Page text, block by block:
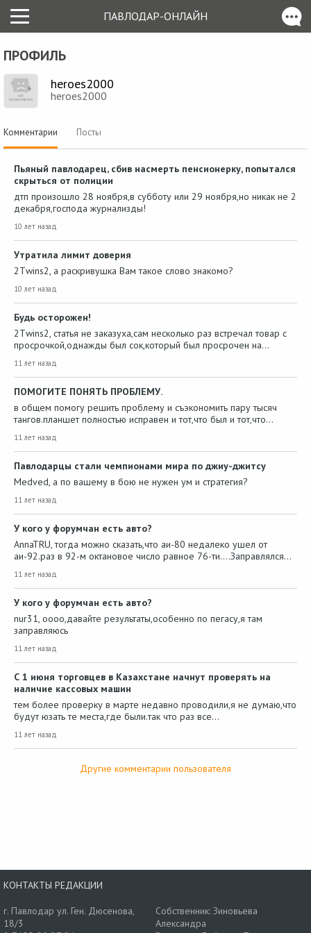
ПАВЛОДАР-ОНЛАЙН
ПРОФИЛЬ
heroes2000
heroes2000
Комментарии Посты
Пьяный павлодарец, сбив насмерть пенсионерку, попытался
скрыться от полиции
дтп произошло 28 ноября,в субботу или 29 ноября,но никак не 2
декабря,господа журнализды!
10 лет назад
Утратила лимит доверия
2Тwins2, а раскривушка Вам такое слово знакомо?
10 лет назад
Будь осторожен!
2Тwins2, статья не заказуха,сам несколько раз встречал товар с
просрочкой,однажды был сок,который был просрочен на…
11 лет назад
ПОМОГИТЕ ПОНЯТЬ ПРОБЛЕМУ.
в общем помогу решить проблему и съэкономить пару тысяч
тангов.планшет полностью исправен и тот,что был и тот,что…
11 лет назад
Павлодарцы стали чемпионами мира по джиу-джитсу
Medved, а по вашему в бою не нужен ум и стратегия?
11 лет назад
У кого у форумчан есть авто?
AnnaTRU, тогда можно сказать,что аи-80 недалеко ушел от
аи-92.раз в 92-м октановое число равное 76-ти....Заправлялся…
11 лет назад
У кого у форумчан есть авто?
nur31, оооо,давайте результаты,особенно по пегасу,я там
заправляюсь
11 лет назад
С 1 июня торговцев в Казахстане начнут проверять на
наличие кассовых машин
тем более проверку в марте недавно проводили,я не думаю,что
будут юзать те места,где были.так что раз все…
11 лет назад
Другие комментарии пользователя
КОНТАКТЫ РЕДАКЦИИ
г. Павлодар ул. Ген. Дюсенова,
18/3
Собственник: Зиновьева
Александра